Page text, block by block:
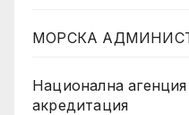
МОРСКА
Национална
акредитация